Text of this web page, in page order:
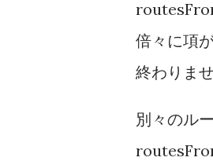
倍々に項
終わりませ
別々のル